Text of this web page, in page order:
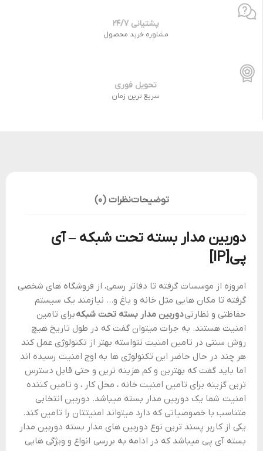
پشتیانی 24/7
مشاوره خرید محصول
تحویل فوری
سریع ترین زمان
توضیحاتنظرات (0)
دوربین مدار بسته تحت شبکه – آی
پی[IP]
امروزه از موسسات گرفته تا دفاتر رسمی، از فروشگاه های شخصی
گرفته تا مکان هایی مثل خانه و باغ و… نیازمند یک سیستم
حفاظتی و نظارتیدوربین مدار بسته تحت شبکهبرای تامین
امنیت هستند. به جرات میتوان گفت که در طول تاریخ هیچ
روش سنتی در تامین امنیت نتواسته بهتر از تکنولوژی عمل کند
هر چند در حال حاضر این تکنولوژی ها به اوج امنیت رسیده اند
اما باید گفت که بهترین و کم هزینه ترین و حتی قابل دسترس
ترین گزینه برای تامین امنیت خانه ، محل کار ، و تامین کننده
امنیت شما یک دوربین مدار بسته میباشد. دوربین انتخابی
متناسب با خصوصیاتی که دارد میتواند امنیتتان را تامین کند.
یکی از کاربر پسند ترین نوع دوربین های مدار بسته دوربین مدار
بسته آی پی میباشد که در ادامه به بررسی انواع و ویژگی هایی